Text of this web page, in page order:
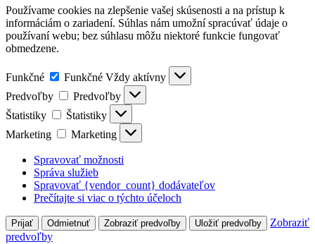
Používame cookies na zlepšenie vašej skúsenosti a na prístup k
informáciám o zariadení. Súhlas nám umožní spracúvať údaje o
používaní webu; bez súhlasu môžu niektoré funkcie fungovať
obmedzene.
Funkčné Funkčné Vždy aktívny
Predvoľby
Predvoľby
Štatistiky
Štatistiky
Marketing
Marketing
Spravovať možnosti
Správa služieb
Spravovať {vendor_count} dodávateľov
Prečítajte si viac o týchto účeloch
Prijať Odmietnuť Zobraziť predvoľby Uložiť predvoľby
Zobraziť
predvoľby